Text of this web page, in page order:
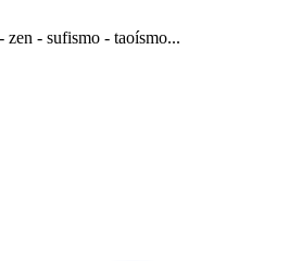
zen - sufismo - taoísmo...